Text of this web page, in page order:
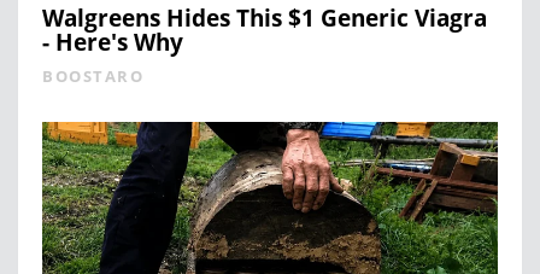
Walgreens Hides This $1 Generic Viagra
- Here's Why
BOOSTARO